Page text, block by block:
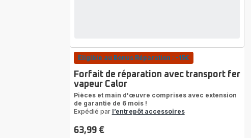
Eligible au Bonus Réparation : -15€
Forfait de réparation avec transport fer
vapeur Calor
Pièces et main d'œuvre comprises avec extension
de garantie de 6 mois !
Expédié par l’entrepôt accessoires
Prix
63,99 €